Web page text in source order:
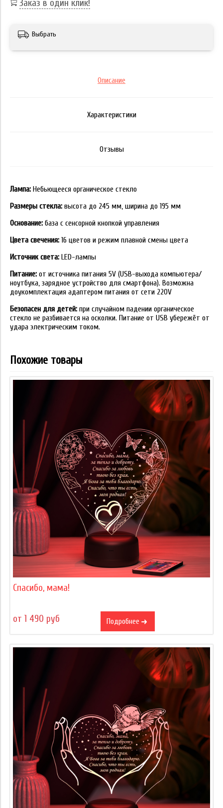
Заказ в один клик!
Выбрать
Описание
Характеристики
Отзывы
Лампа: Небьющееся органическое стекло
Размеры стекла: высота до 245 мм, ширина до 195 мм
Основание: база с сенсорной кнопкой управления
Цвета свечения: 16 цветов и режим плавной смены цвета
Источник света: LED-лампы
Питание: от источника питания 5V (USB-выхода компьютера/
ноутбука, зарядное устройство для смартфона). Возможна
доукомплектация адаптером питания от сети 220V
Безопасен для детей: при случайном падении органическое
стекло не разбивается на осколки. Питание от USB убережёт от
удара электрическим током.
Похожие товары
Спасибо, мама!
от 1 490 руб Подробнее